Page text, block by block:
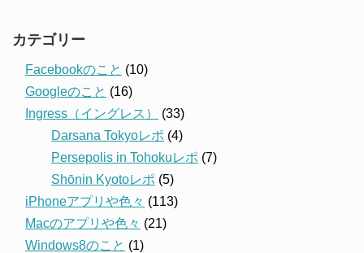
カテゴリー
Facebookのこと (10)
Googleのこと (16)
Ingress（イングレス）
(33)
Darsana Tokyoレポ (4)
Persepolis in Tohokuレポ (7)
Shōnin Kyotoレポ (5)
iPhoneアプリや色々 (113)
Macのアプリや色々 (21)
Windows8のこと (1)